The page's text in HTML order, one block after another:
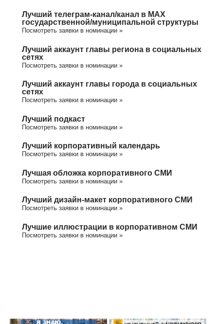
Лучший телеграм-канал/канал в МАХ
государственной/муниципальной структуры
Посмотреть заявки в номинации »
Лучший аккаунт главы региона в социальных
сетях
Посмотреть заявки в номинации »
Лучший аккаунт главы города в социальных
сетях
Посмотреть заявки в номинации »
Лучший подкаст
Посмотреть заявки в номинации »
Лучший корпоративный календарь
Посмотреть заявки в номинации »
Лучшая обложка корпоративного СМИ
Посмотреть заявки в номинации »
Лучший дизайн-макет корпоративного СМИ
Посмотреть заявки в номинации »
Лучшие иллюстрации в корпоративном СМИ
Посмотреть заявки в номинации »